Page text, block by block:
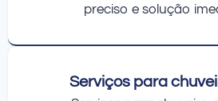
preciso e solução
Serviços para